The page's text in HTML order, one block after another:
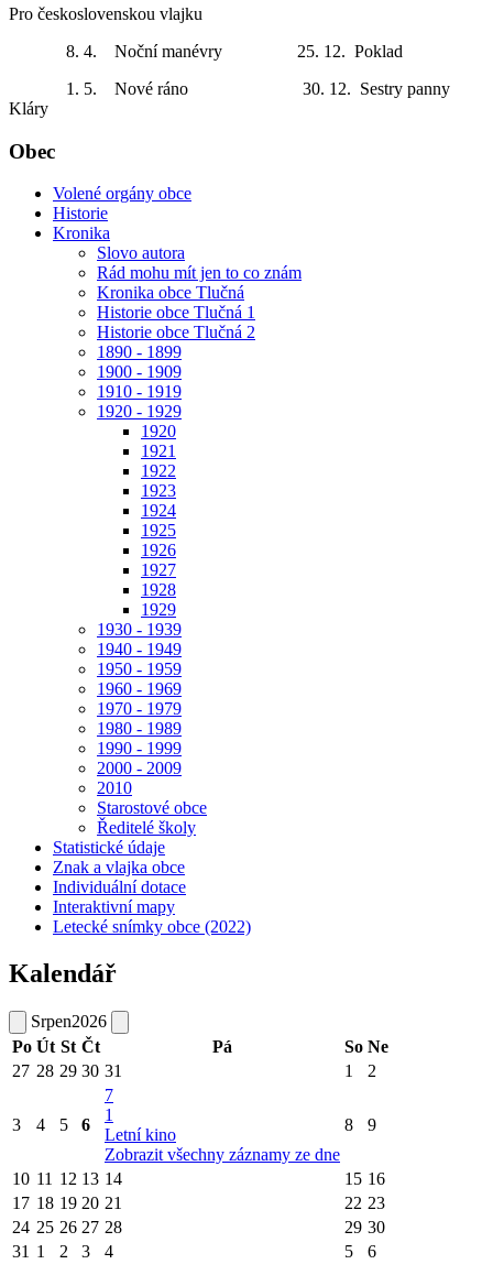
Pro československou vlajku
8. 4. Noční manévry 25. 12. Poklad
1. 5. Nové ráno 30. 12. Sestry panny
Kláry
Obec
Volené orgány obce
Historie
Kronika
Slovo autora
Rád mohu mít jen to co znám
Kronika obce Tlučná
Historie obce Tlučná 1
Historie obce Tlučná 2
1890 - 1899
1900 - 1909
1910 - 1919
1920 - 1929
1920
1921
1922
1923
1924
1925
1926
1927
1928
1929
1930 - 1939
1940 - 1949
1950 - 1959
1960 - 1969
1970 - 1979
1980 - 1989
1990 - 1999
2000 - 2009
2010
Starostové obce
Ředitelé školy
Statistické údaje
Znak a vlajka obce
Individuální dotace
Interaktivní mapy
Letecké snímky obce (2022)
Kalendář
Srpen2026
Po Út St Čt Pá So Ne
27 28 29 30 31 1 2
3 4 5 6
7
1
Letní kino
Zobrazit všechny záznamy ze dne
8 9
10 11 12 13 14 15 16
17 18 19 20 21 22 23
24 25 26 27 28 29 30
31 1 2 3 4 5 6